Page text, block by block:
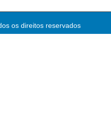
os direitos reservados